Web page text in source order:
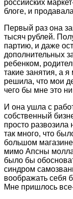
российских
блоге, и
Первый раз она
тысяч рублей.
партию, и даже
дополнительных
ребенком,
такие занятия, а
решила, что мои
чего бы мне это
И она ушла с
собственный
просто развозила
так много, что
большом
мимо Апсны
было бы
синдром
воображать себя
Мне пришлось